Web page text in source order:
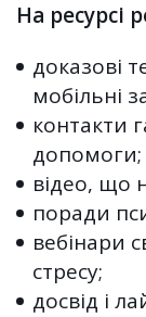
На ресурсі
доказові
мобільні
контакти
допомоги;
відео, що
поради
вебінари
стресу;
досвід і